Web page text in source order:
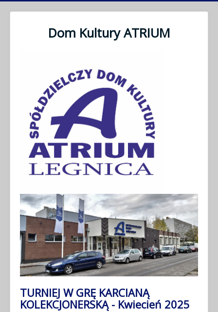
Dom Kultury ATRIUM
TURNIEJ W GRĘ KARCIANĄ
KOLEKCJONERSKĄ - Kwiecień 2025